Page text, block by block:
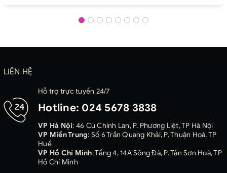
LIÊN HỆ
Hỗ trợ trực tuyến 24/7
Hotline: 024 5678 3838
VP Hà Nội: 46 Cù Chính Lan, P. Phương Liệt, TP Hà Nội
VP Miền Trung: Số 6 Trần Quang Khải, P. Thuận Hoá, TP
Huế
VP Hồ Chí Minh: Tầng 4, 14A Sông Đà, P. Tân Sơn Hoà, TP
Hồ Chí Minh